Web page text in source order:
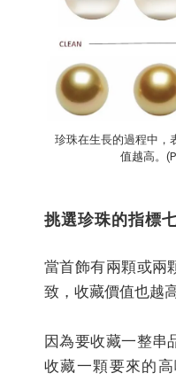
珍珠在生長的過程中，
值越高。
挑選珍珠的指標
當首飾有兩顆或兩
致，收藏價值也越高
因為要收藏一整串
收藏一顆要來的